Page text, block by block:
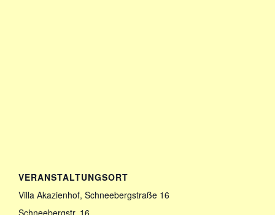
VERANSTALTUNGSORT
Villa Akazienhof, Schneebergstraße 16
Schneebergstr. 16